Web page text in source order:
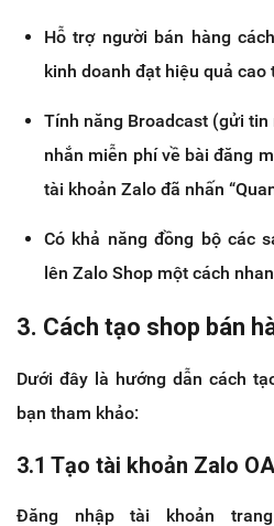
Hỗ trợ người bán hàng
kinh doanh đạt hiệu quả
Tính năng Broadcast (gửi
nhắn miễn phí về bài đăng
tài khoản Zalo đã nhấn
Có khả năng đồng bộ các
lên Zalo Shop một cách
3. Cách tạo shop bán
Dưới đây là hướng dẫn cách
bạn tham khảo:
3.1 Tạo tài khoản Zalo OA
Đăng nhập tài khoản